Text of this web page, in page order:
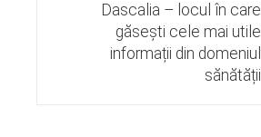
Dascalia – locul în care
găsești cele mai utile
informații din domeniul
sănătății